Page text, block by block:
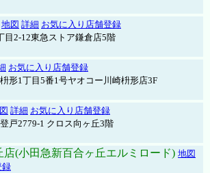
地図 詳細 お気に入り店舗登録
目2-12東急ストア鎌倉店5階
お気に入り店舗登録
形1丁目5番1号ヤオコー川崎枡形店3F
詳細 お気に入り店舗登録
戸2779-1 クロス向ヶ丘3階
店(小田急新百合ヶ丘エルミロード) 地図
録